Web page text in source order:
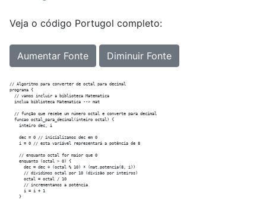
Veja o código Portugol completo:
Aumentar Fonte Diminuir Fonte
// Algoritmo para converter de octal para decimal
programa {
  // vamos incluir a biblioteca Matematica
  inclua biblioteca Matematica --> mat
  // função que recebe um número octal e converte para decimal
  funcao octal_para_decimal(inteiro octal) {
    inteiro dec, i
    dec = 0 // inicializamos dec em 0
    i = 0 // esta variável representará a potência de 8
    // enquanto octal for maior que 0
    enquanto (octal > 0) {
      dec = dec + (octal % 10) * (mat.potencia(8, i))
      // dividimos octal por 10 (divisão por inteiros)
      octal = octal / 10
      // incrementamos a potência
      i = i + 1
    }